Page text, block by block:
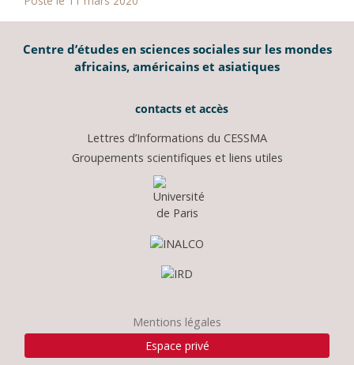
Centre d’études en sciences sociales sur les mondes
africains, américains et asiatiques
contacts et accès
Lettres d’Informations du CESSMA
Groupements scientifiques et liens utiles
Mentions légales
Espace privé